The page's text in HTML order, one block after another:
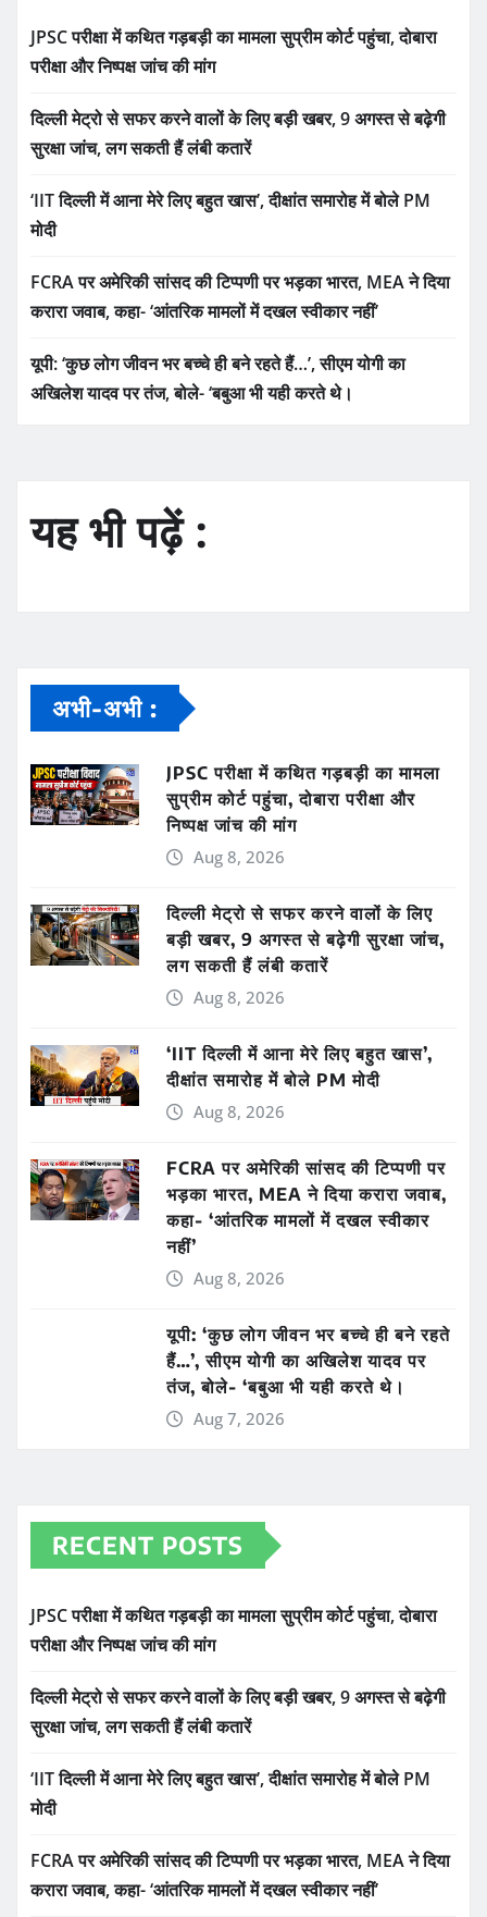
JPSC परीक्षा में कथित गड़बड़ी का मामला सुप्रीम कोर्ट पहुंचा, दोबारा
परीक्षा और निष्पक्ष जांच की मांग
दिल्ली मेट्रो से सफर करने वालों के लिए बड़ी खबर, 9 अगस्त से बढ़ेगी
सुरक्षा जांच, लग सकती हैं लंबी कतारें
‘IIT दिल्ली में आना मेरे लिए बहुत खास’, दीक्षांत समारोह में बोले PM
मोदी
FCRA पर अमेरिकी सांसद की टिप्पणी पर भड़का भारत, MEA ने दिया
करारा जवाब, कहा- ‘आंतरिक मामलों में दखल स्वीकार नहीं’
यूपी: ‘कुछ लोग जीवन भर बच्चे ही बने रहते हैं…’, सीएम योगी का
अखिलेश यादव पर तंज, बोले- ‘बबुआ भी यही करते थे।
यह भी पढ़ें :
अभी-अभी :
JPSC परीक्षा में कथित गड़बड़ी का मामला
सुप्रीम कोर्ट पहुंचा, दोबारा परीक्षा और
निष्पक्ष जांच की मांग
Aug 8, 2026
दिल्ली मेट्रो से सफर करने वालों के लिए
बड़ी खबर, 9 अगस्त से बढ़ेगी सुरक्षा जांच,
लग सकती हैं लंबी कतारें
Aug 8, 2026
‘IIT दिल्ली में आना मेरे लिए बहुत खास’,
दीक्षांत समारोह में बोले PM मोदी
Aug 8, 2026
FCRA पर अमेरिकी सांसद की टिप्पणी पर
भड़का भारत, MEA ने दिया करारा जवाब,
कहा- ‘आंतरिक मामलों में दखल स्वीकार
नहीं’
Aug 8, 2026
यूपी: ‘कुछ लोग जीवन भर बच्चे ही बने रहते
हैं…’, सीएम योगी का अखिलेश यादव पर
तंज, बोले- ‘बबुआ भी यही करते थे।
Aug 7, 2026
RECENT POSTS
JPSC परीक्षा में कथित गड़बड़ी का मामला सुप्रीम कोर्ट पहुंचा, दोबारा
परीक्षा और निष्पक्ष जांच की मांग
दिल्ली मेट्रो से सफर करने वालों के लिए बड़ी खबर, 9 अगस्त से बढ़ेगी
सुरक्षा जांच, लग सकती हैं लंबी कतारें
‘IIT दिल्ली में आना मेरे लिए बहुत खास’, दीक्षांत समारोह में बोले PM
मोदी
FCRA पर अमेरिकी सांसद की टिप्पणी पर भड़का भारत, MEA ने दिया
करारा जवाब, कहा- ‘आंतरिक मामलों में दखल स्वीकार नहीं’